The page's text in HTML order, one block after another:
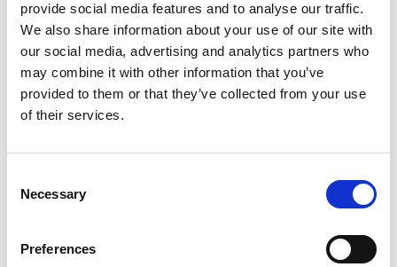
provide social media features and to analyse our traffic.
We also share information about your use of our site with
our social media, advertising and analytics partners who
may combine it with other information that you’ve
provided to them or that they’ve collected from your use
of their services.
Selection
Necessary
Preferences
Barche tibetane. Per molto tempo, testimoni silenziosi –
raffigurati nei
murales
di tutti i maggiori monasteri,
compreso il Tempo di Jokhang – della storia della città e,
attraversare il fiume Lhasa. Oggi, tra regate e danze,
esperienza per gli ospiti. Che, oltre ad ammirarle
anche alla loro realizzazione su un’intelaiatura in rami di